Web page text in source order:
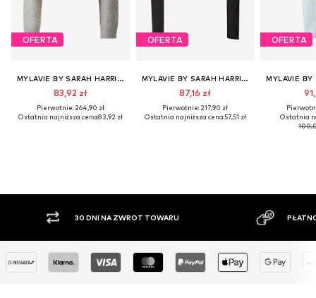
OFERTA
MYLAVIE BY SARAH HARRISON
83,92 zł
Pierwotnie: 264,90 zł
Ostatnia najniższa cena:83,92 zł
OFERTA
MYLAVIE BY SARAH HARRISON
87,16 zł
Pierwotnie: 217,90 zł
Ostatnia najniższa cena:57,51 zł
OFERTA
Ostatnia
30 DNI NA ZWROT TOWARU